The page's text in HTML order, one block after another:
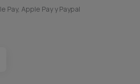
Apple Pay y Paypal